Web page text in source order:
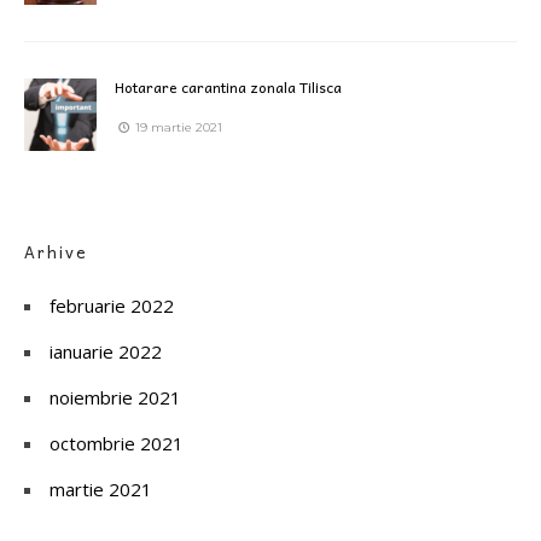
Hotarare carantina zonala Tilisca
19 martie 2021
Arhive
februarie 2022
ianuarie 2022
noiembrie 2021
octombrie 2021
martie 2021